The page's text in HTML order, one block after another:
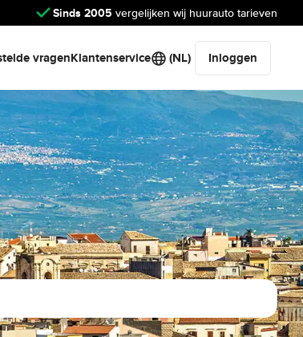
Sinds 2005 vergelijken wij huurauto tarieven
vragenKlantenservice (NL) Inloggen